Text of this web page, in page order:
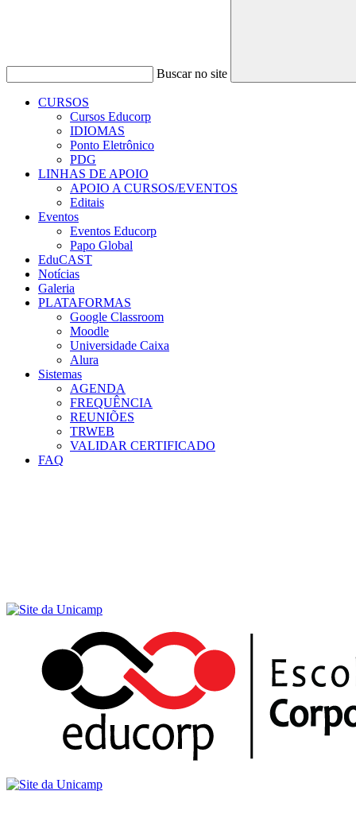
Buscar no site
CURSOS
Cursos Educorp
IDIOMAS
Ponto Eletrônico
PDG
LINHAS DE APOIO
APOIO A CURSOS/EVENTOS
Editais
Eventos
Eventos Educorp
Papo Global
EduCAST
Notícias
Galeria
PLATAFORMAS
Google Classroom
Moodle
Universidade Caixa
Alura
Sistemas
AGENDA
FREQUÊNCIA
REUNIÕES
TRWEB
VALIDAR CERTIFICADO
FAQ